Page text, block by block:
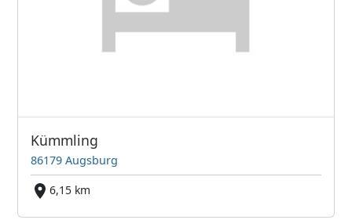
Kümmling
86179 Augsburg
6,15 km